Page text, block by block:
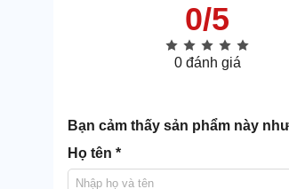
0/5
0 đánh giá
Bạn cảm thấy sản phẩm này
Họ tên *